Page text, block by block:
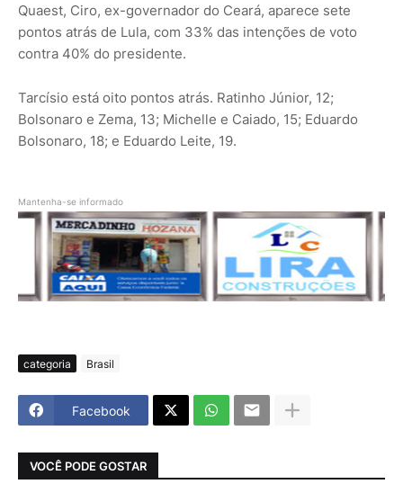
Quaest, Ciro, ex-governador do Ceará, aparece sete
pontos atrás de Lula, com 33% das intenções de voto
contra 40% do presidente.
Tarcísio está oito pontos atrás. Ratinho Júnior, 12;
Bolsonaro e Zema, 13; Michelle e Caiado, 15; Eduardo
Bolsonaro, 18; e Eduardo Leite, 19.
Mantenha-se informado
categoria Brasil
Facebook
VOCÊ PODE GOSTAR